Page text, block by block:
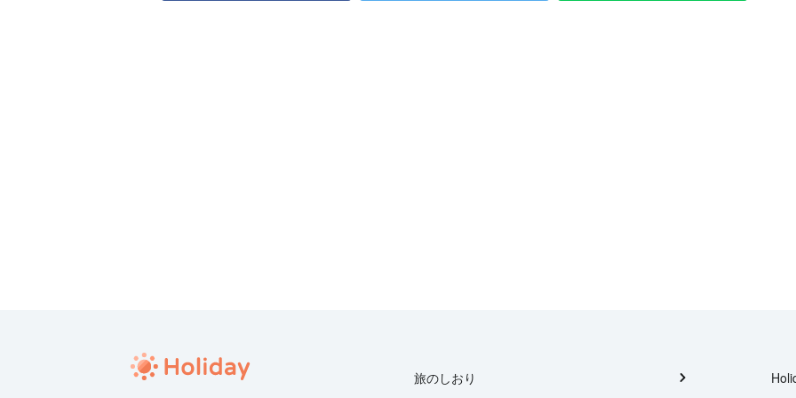
旅のしおり